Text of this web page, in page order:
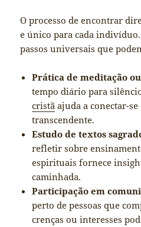
O processo de encontrar
e único para cada
passos universais que
Prática de meditação
tempo diário para
cristã ajuda a conectar-
transcendente.
Estudo de textos
refletir sobre
espirituais fornece
caminhada.
Participação em
perto de pessoas que
crenças ou interesses